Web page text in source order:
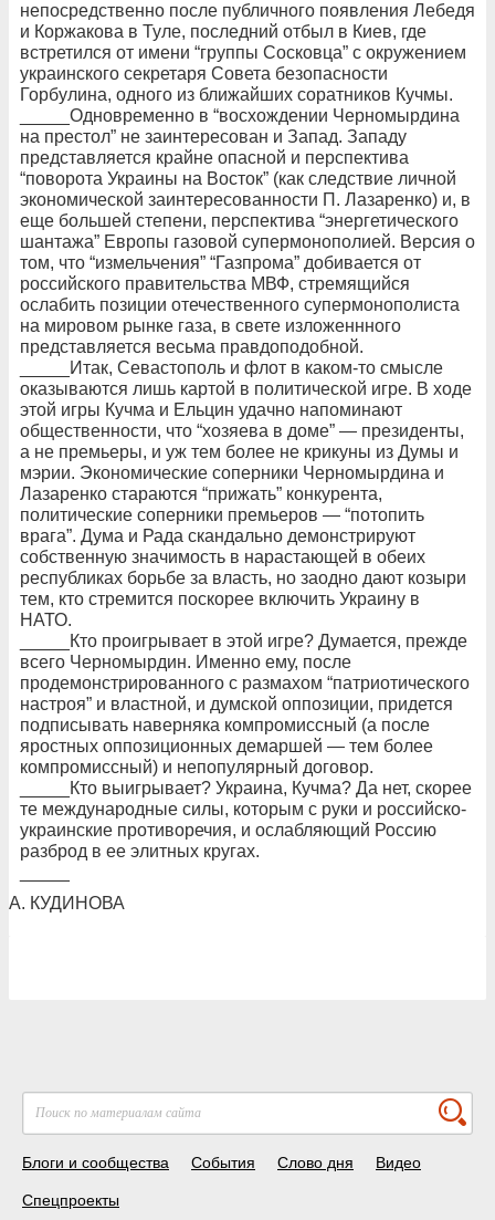
непосредственно после публичного появления Лебедя
и Коржакова в Туле, последний отбыл в Киев, где
встретился от имени “группы Сосковца” с окружением
украинского секретаря Совета безопасности
Горбулина, одного из ближайших соратников Кучмы.
_____Одновременно в “восхождении Черномырдина
на престол” не заинтересован и Запад. Западу
представляется крайне опасной и перспектива
“поворота Украины на Восток” (как следствие личной
экономической заинтересованности П. Лазаренко) и, в
еще большей степени, перспектива “энергетического
шантажа” Европы газовой супермонополией. Версия о
том, что “измельчения” “Газпрома” добивается от
российского правительства МВФ, стремящийся
ослабить позиции отечественного супермонополиста
на мировом рынке газа, в свете изложеннного
представляется весьма правдоподобной.
_____Итак, Севастополь и флот в каком-то смысле
оказываются лишь картой в политической игре. В ходе
этой игры Кучма и Ельцин удачно напоминают
общественности, что “хозяева в доме” — президенты,
а не премьеры, и уж тем более не крикуны из Думы и
мэрии. Экономические соперники Черномырдина и
Лазаренко стараются “прижать” конкурента,
политические соперники премьеров — “потопить
врага”. Дума и Рада скандально демонстрируют
собственную значимость в нарастающей в обеих
республиках борьбе за власть, но заодно дают козыри
тем, кто стремится поскорее включить Украину в
НАТО.
_____Кто проигрывает в этой игре? Думается, прежде
всего Черномырдин. Именно ему, после
продемонстрированного с размахом “патриотического
настроя” и властной, и думской оппозиции, придется
подписывать наверняка компромиссный (а после
яростных оппозиционных демаршей — тем более
компромиссный) и непопулярный договор.
_____Кто выигрывает? Украина, Кучма? Да нет, скорее
те международные силы, которым с руки и российско-
украинские противоречия, и ослабляющий Россию
разброд в ее элитных кругах.
А. КУДИНОВА
Блоги и сообщества События Слово дня Видео
Спецпроекты